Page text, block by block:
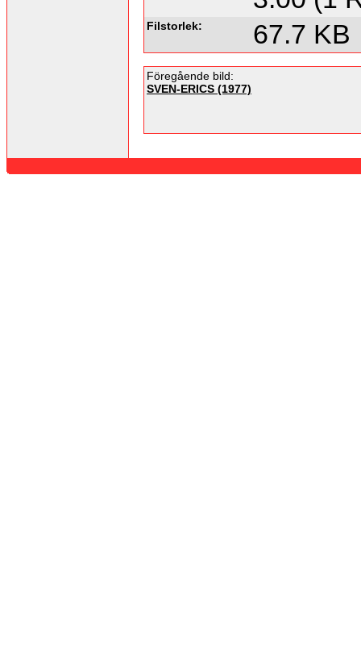
Filstorlek: 67.7 KB
Föregående bild:
SVEN-ERICS (1977)